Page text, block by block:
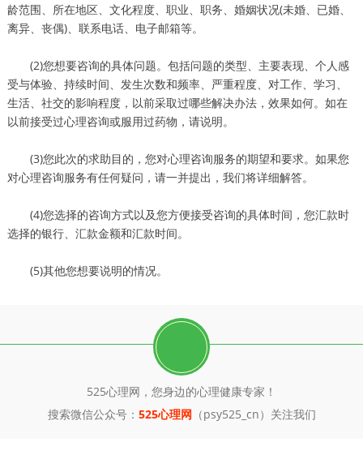
龄范围、所在地区、文化程度、职业、职务、婚姻状况(未婚、已婚、
离异、丧偶)、联系电话、电子邮箱等。
(2)您想要咨询的具体问题。包括问题的类型、主要表现、个人感
受与体验、持续时间、发生次数和频率、严重程度、对工作、学习、
生活、社交的影响程度，以前采取过哪些解决办法，效果如何。如在
以前接受过心理咨询或服用过药物，请说明。
(3)您此次的求助目的，您对心理咨询服务的期望和要求。如果您
对心理咨询服务有任何疑问，请一并提出，我们将详细解答。
(4)您选择的咨询方式以及您方便接受咨询的具体时间，您汇款时
选择的银行、汇款金额和汇款时间。
(5)其他您想要说明的情况。
525心理网，您身边的心理健康专家！
搜索微信公众号： 525心理网 （psy525_cn）关注我们